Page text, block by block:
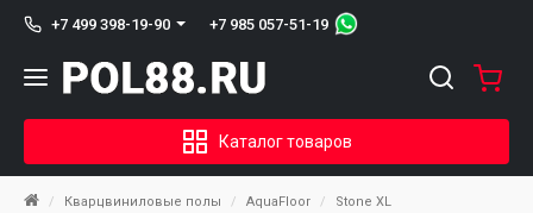
+7 499 398-19-90 +7 985 057-51-19
Каталог товаров
Кварцвиниловые полы AquaFloor
Stone XL